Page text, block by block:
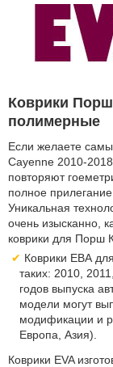
Коврики Порш
полимерные
Если желаете
Cayenne 2010-2018
повторяют
полное
Уникальная
очень изысканно,
коврики для Порш
Коврики ЕВА
таких: 2010,
годов выпуска
модели могут
модификации и
Европа, Азия).
Коврики EVA